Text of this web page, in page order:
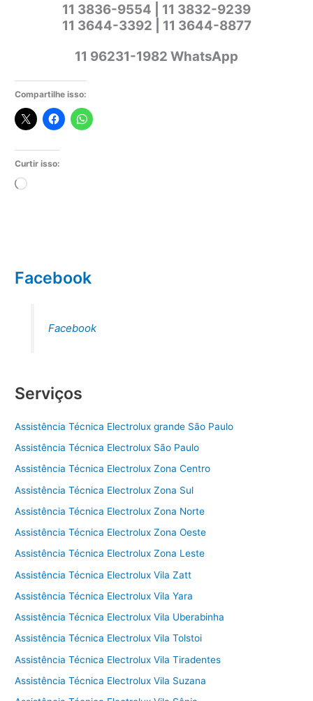
11 3836-9554 | 11 3832-9239
11 3644-3392 | 11 3644-8877
11 96231-1982 WhatsApp
Compartilhe isso:
Curtir isso:
Carregando...
Facebook
Facebook
Serviços
Assistência Técnica Electrolux grande São Paulo
Assistência Técnica Electrolux São Paulo
Assistência Técnica Electrolux Zona Centro
Assistência Técnica Electrolux Zona Sul
Assistência Técnica Electrolux Zona Norte
Assistência Técnica Electrolux Zona Oeste
Assistência Técnica Electrolux Zona Leste
Assistência Técnica Electrolux Vila Zatt
Assistência Técnica Electrolux Vila Yara
Assistência Técnica Electrolux Vila Uberabinha
Assistência Técnica Electrolux Vila Tolstoi
Assistência Técnica Electrolux Vila Tiradentes
Assistência Técnica Electrolux Vila Suzana